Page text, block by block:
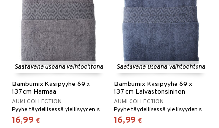
Saatavana useana vaihtoehtona
Bambumix Käsipyyhe 69 x
137 cm Harmaa
AUMI COLLECTION
Pyyhe täydellisessä ylellisyyden sekoituksessa.
16,99 €
Saatavana useana vaihtoehtona
Bambumix Käsipyyhe 69 x
137 cm Laivastonsininen
AUMI COLLECTION
Pyyhe täydellisessä ylellisyyden sekoituksessa.
16,99 €